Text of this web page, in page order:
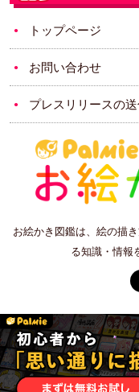
トップページ
お問い合わせ
プレスリリースの
お絵かき図鑑は、絵の描
る知識・情報